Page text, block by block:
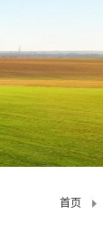
首页